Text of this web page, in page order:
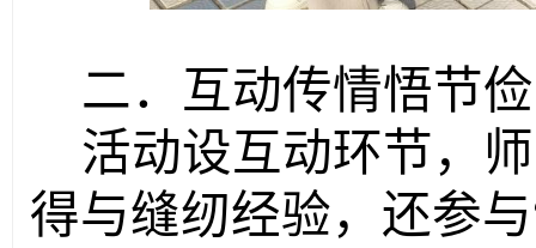
二．互动传情悟节俭
活动设互动环节，
得与缝纫经验，还参